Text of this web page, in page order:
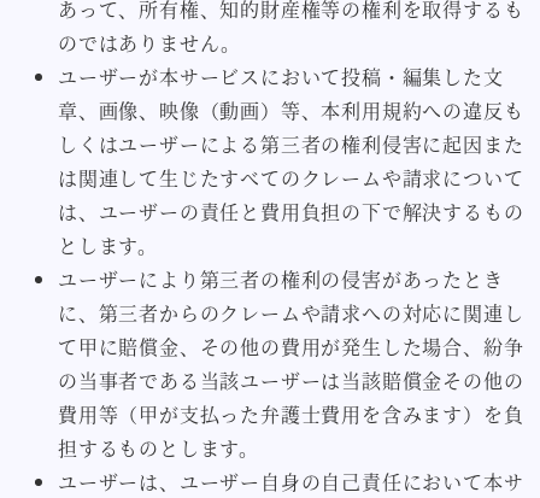
あって、所有権、知的財産権等の権利を取得するも
のではありません。
ユーザーが本サービスにおいて投稿・編集した文
章、画像、映像（動画）等、本利用規約への違反も
しくはユーザーによる第三者の権利侵害に起因また
は関連して生じたすべてのクレームや請求について
は、ユーザーの責任と費用負担の下で解決するもの
とします。
ユーザーにより第三者の権利の侵害があったとき
に、第三者からのクレームや請求への対応に関連し
て甲に賠償金、その他の費用が発生した場合、紛争
の当事者である当該ユーザーは当該賠償金その他の
費用等（甲が支払った弁護士費用を含みます）を負
担するものとします。
ユーザーは、ユーザー自身の自己責任において本サ